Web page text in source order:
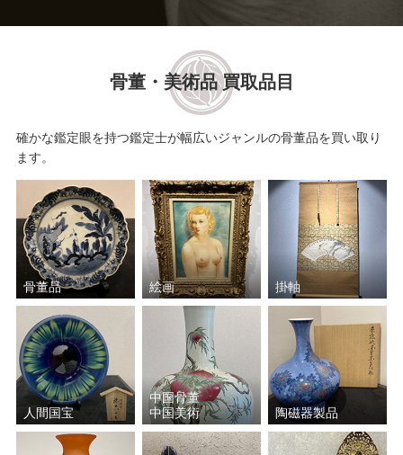
骨董・美術品 買取品目
確かな鑑定眼を持つ鑑定士が幅広いジャンルの骨董品を買い取り
ます。
骨董品 絵画 掛軸
人間国宝
中国骨董
中国美術
陶磁器製品